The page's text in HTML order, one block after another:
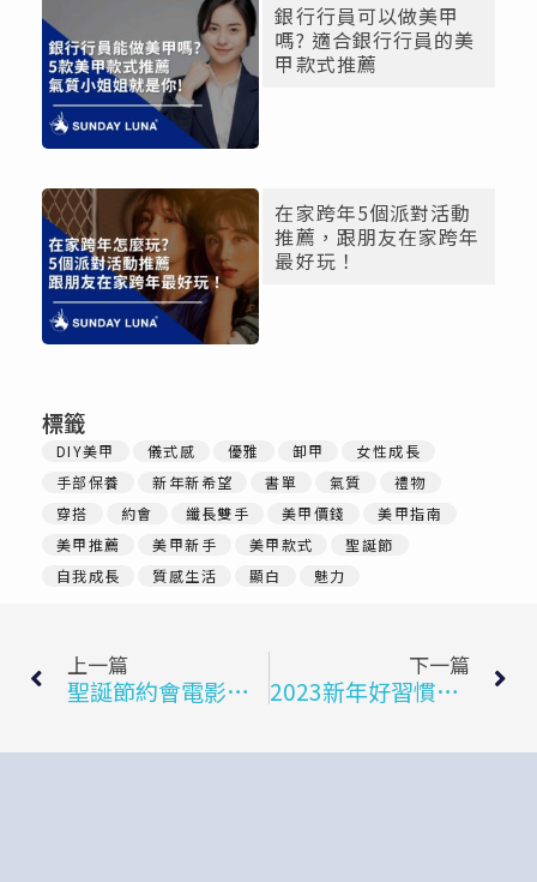
銀行行員可以做美甲
嗎? 適合銀行行員的美
甲款式推薦
在家跨年5個派對活動
推薦，跟朋友在家跨年
最好玩！
標籤
DIY美甲 儀式感 優雅 卸甲
女性成長
手部保養
新年新希望 書單 氣質
禮物
穿搭
約會 纖長雙手 美甲價錢
美甲指南
美甲推薦
美甲新手 美甲款式
聖誕節
自我成長
質感生活 顯白 魅力
上一篇
聖誕節約會電影推薦，在家Netflix約會首推這5部!
下一篇
2023新年好習慣推薦20個，成為更好的自己!